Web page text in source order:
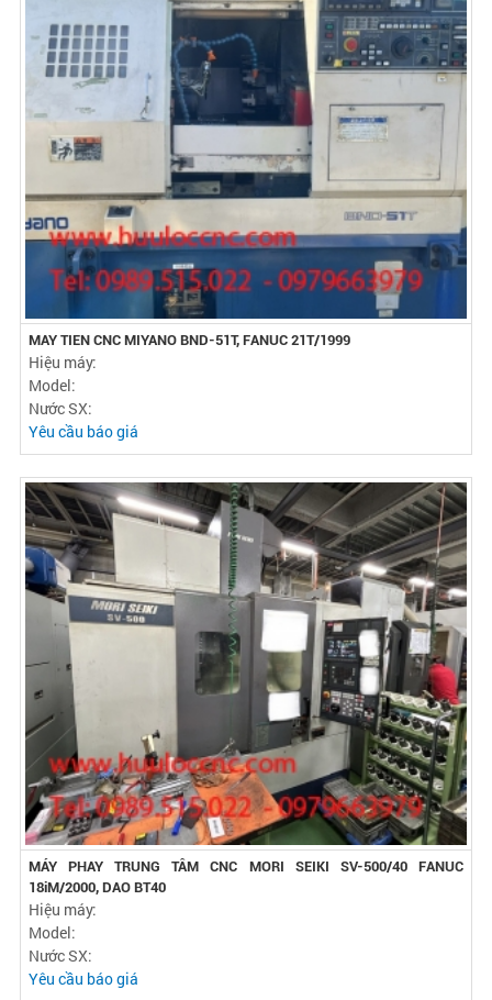
MAY TIEN CNC MIYANO BND-51T, FANUC 21T/1999
Hiệu máy:
Model:
Nước SX:
Yêu cầu báo giá
MÁY PHAY TRUNG TÂM CNC MORI SEIKI SV-500/40 FANUC
18iM/2000, DAO BT40
Hiệu máy:
Model:
Nước SX:
Yêu cầu báo giá